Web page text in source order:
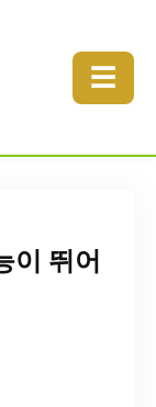
☰
이 뛰어